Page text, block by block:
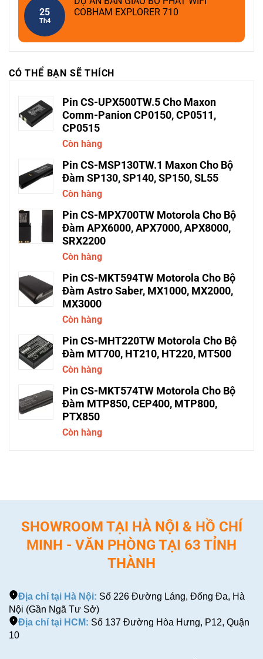
25
Th4
COBHAM EXPLORER 710
CÓ THỂ BẠN SẼ THÍCH
Pin CS-UPX500TW.5 Cho Maxon
Comm-Panion CP0150, CP0511,
CP0515
Còn hàng
Pin CS-MSP130TW.1 Maxon Cho Bộ
Đàm SP130, SP140, SP150, SL55
Còn hàng
Pin CS-MPX700TW Motorola Cho Bộ
Đàm APX6000, APX7000, APX8000,
SRX2200
Còn hàng
Pin CS-MKT594TW Motorola Cho Bộ
Đàm Astro Saber, MX1000, MX2000,
MX3000
Còn hàng
Pin CS-MHT220TW Motorola Cho Bộ
Đàm MT700, HT210, HT220, MT500
Còn hàng
Pin CS-MKT574TW Motorola Cho Bộ
Đàm MTP850, CEP400, MTP800,
PTX850
Còn hàng
SHOWROOM TẠI HÀ NỘI & HỒ CHÍ
MINH - VĂN PHÒNG TẠI 63 TỈNH
THÀNH
Địa chỉ tại Hà Nội: Số 226 Đường Láng, Đống Đa, Hà
Nội (Gần Ngã Tư Sở)
Địa chỉ tại HCM: Số 137 Đường Hòa Hưng, P12, Quận
10